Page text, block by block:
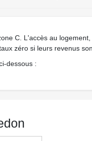
C. L'accès au
zéro si leurs revenus
dessous :